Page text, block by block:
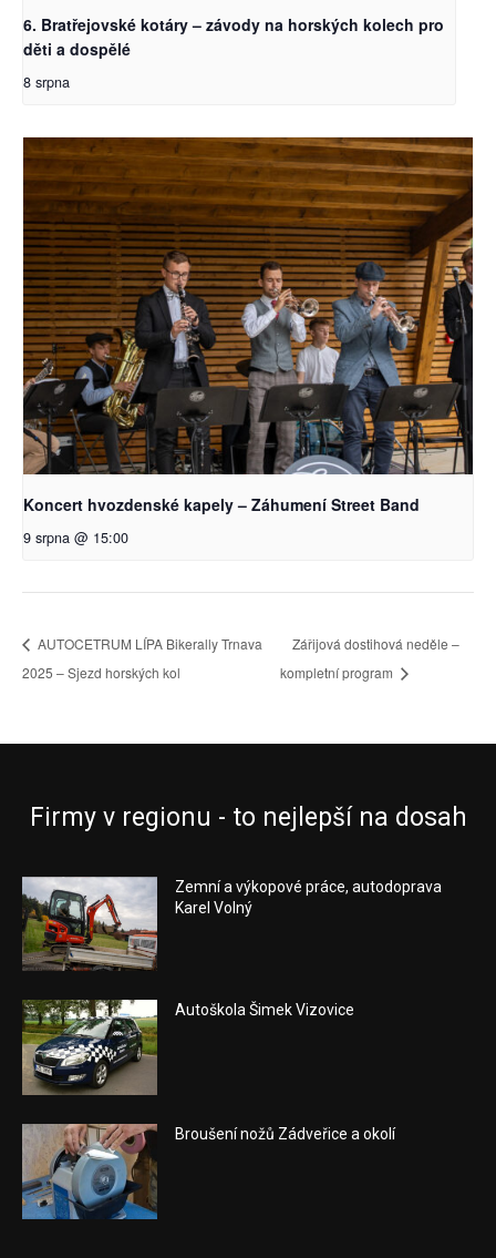
6. Bratřejovské kotáry – závody na horských kolech pro
děti a dospělé
8 srpna
Koncert hvozdenské kapely – Záhumení Street Band
9 srpna @ 15:00
AUTOCETRUM LÍPA Bikerally Trnava
2025 – Sjezd horských kol
Zářijová dostihová neděle –
kompletní program
Firmy v regionu - to nejlepší na dosah
Zemní a výkopové práce, autodoprava
Karel Volný
Autoškola Šimek Vizovice
Broušení nožů Zádveřice a okolí